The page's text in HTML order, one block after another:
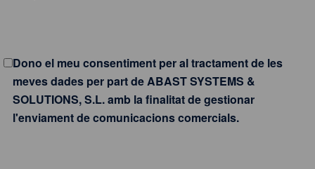
Dono el meu consentiment per al tractament de les
meves dades per part de ABAST SYSTEMS &
SOLUTIONS, S.L. amb la finalitat de gestionar
l'enviament de comunicacions comercials.